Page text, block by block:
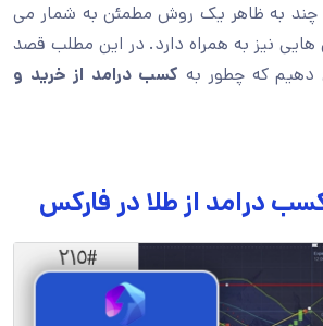
چند به ظاهر یک روش مطمئن به شمار می
هایی نیز به همراه دارد. در این مطلب قصد
دهیم که چطور به کسب درامد از خرید و
درامد از طلا در فارکس